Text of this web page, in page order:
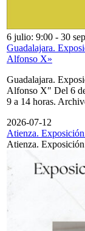
6 julio: 9:00 - 30
Guadalajara.
Alfonso X»
Guadalajara.
Alfonso X" Del 6
9 a 14 horas.
2026-07-12
Atienza.
Atienza.